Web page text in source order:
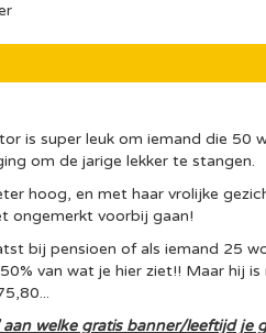
is super leuk om iemand die 50
om de jarige lekker te stangen.
hoog, en met haar vrolijke
ongemerkt voorbij gaan!
bij pensioen of als iemand 25
van wat je hier ziet!! Maar hij
welke gratis banner/leeftijd je